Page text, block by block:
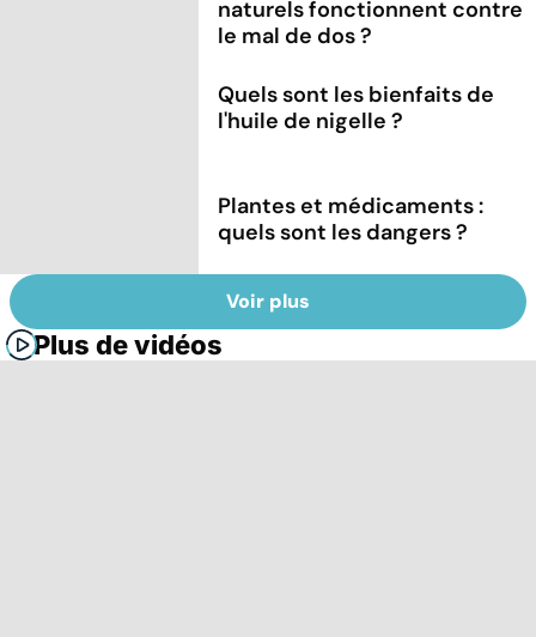
naturels fonctionnent contre
le mal de dos ?
Quels sont les bienfaits de
l'huile de nigelle ?
Plantes et médicaments :
quels sont les dangers ?
Voir plus
Plus de vidéos